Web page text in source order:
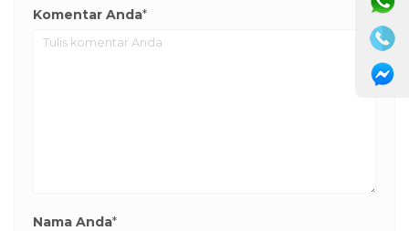
Komentar Anda*
Nama Anda*